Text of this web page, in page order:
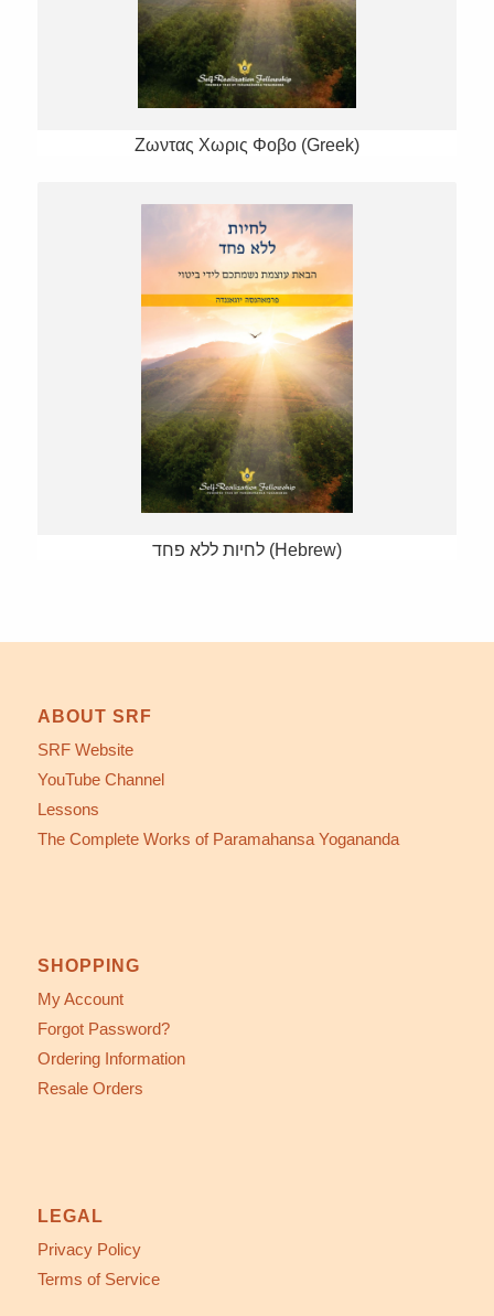
Ζωντας Χωρις Φοβο (Greek)
לחיות ללא פחד (Hebrew)
ABOUT SRF
SRF Website
YouTube Channel
Lessons
The Complete Works of Paramahansa Yogananda
SHOPPING
My Account
Forgot Password?
Ordering Information
Resale Orders
LEGAL
Privacy Policy
Terms of Service